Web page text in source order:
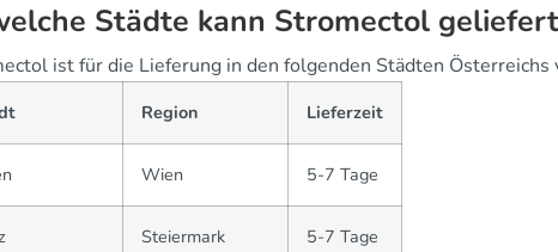
Städte kann Stromectol
ist für die Lieferung in den folgenden Städten Österreichs
Region Lieferzeit
Wien 5-7 Tage
Steiermark 5-7 Tage